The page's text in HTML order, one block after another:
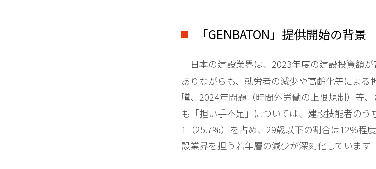
「GENBATON」提供開始の背景
日本の建設業界は、2023年度の建設投資額が
ありながらも、就労者の減少や高齢化等によ
騰、2024年問題（時間外労働の上限規制）等
も「担い手不足」については、建設技能者のう
1（25.7%）を占め、29歳以下の割合は12%程
設業界を担う若年層の減少が深刻化しています